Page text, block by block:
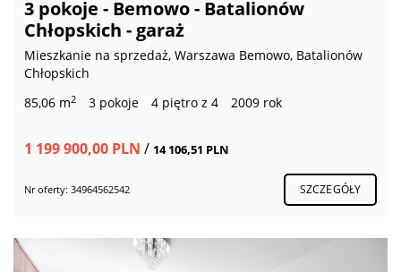
3 pokoje - Bemowo - Batalionów
Chłopskich - garaż
Mieszkanie na sprzedaż, Warszawa Bemowo, Batalionów
Chłopskich
85,06 m2 3 pokoje 4 piętro z 4 2009 rok
1 199 900,00 PLN / 14 106,51 PLN
Nr oferty: 34964562542 SZCZEGÓŁY